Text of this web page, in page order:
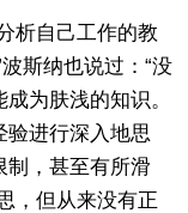
自己工作的教
斯纳也说过：“没
为肤浅的知识。
验进行深入地思
制，甚至有所滑
，但从来没有正